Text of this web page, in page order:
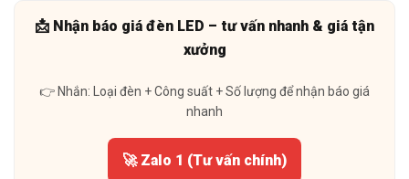
📩 Nhận báo giá đèn LED – tư vấn nhanh & giá tận
xưởng
👉 Nhắn: Loại đèn + Công suất + Số lượng để nhận báo giá
nhanh
🚀 Zalo 1 (Tư vấn chính)